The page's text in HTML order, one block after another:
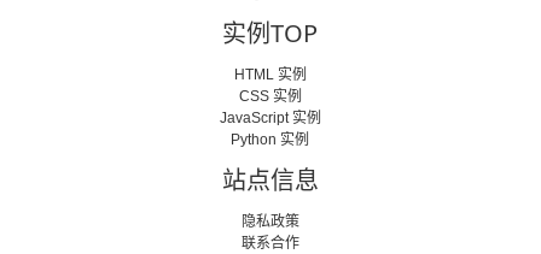
实例TOP
HTML 实例
CSS 实例
JavaScript 实例
Python 实例
站点信息
隐私政策
联系合作